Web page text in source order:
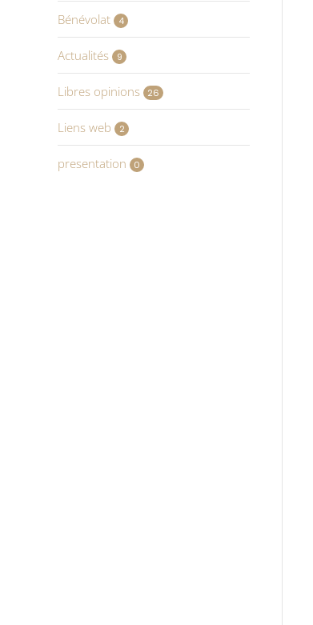
Bénévolat 4
Actualités 9
Libres opinions 26
Liens web 2
presentation 0